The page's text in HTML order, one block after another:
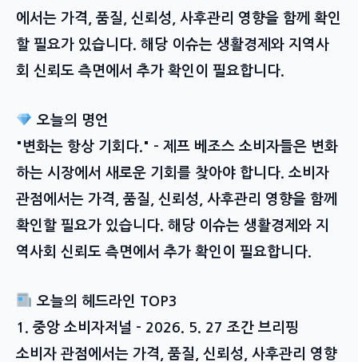
에서는 가격, 품질, 신뢰성, 사후관리 영향을 함께 확인
할 필요가 있습니다. 해당 이슈는 생활경제와 지역사
회 신뢰도 측면에서 추가 확인이 필요합니다.
오늘의 명언
"변화는 항상 기회다." – 제프 베조스 소비자들은 변화
하는 시장에서 새로운 기회를 찾아야 합니다. 소비자
관점에서는 가격, 품질, 신뢰성, 사후관리 영향을 함께
확인할 필요가 있습니다. 해당 이슈는 생활경제와 지
역사회 신뢰도 측면에서 추가 확인이 필요합니다.
오늘의 헤드라인 TOP3
1. 중앙 소비자저널 – 2026. 5. 27 조간 브리핑
소비자 관점에서는 가격, 품질, 신뢰성, 사후관리 영향